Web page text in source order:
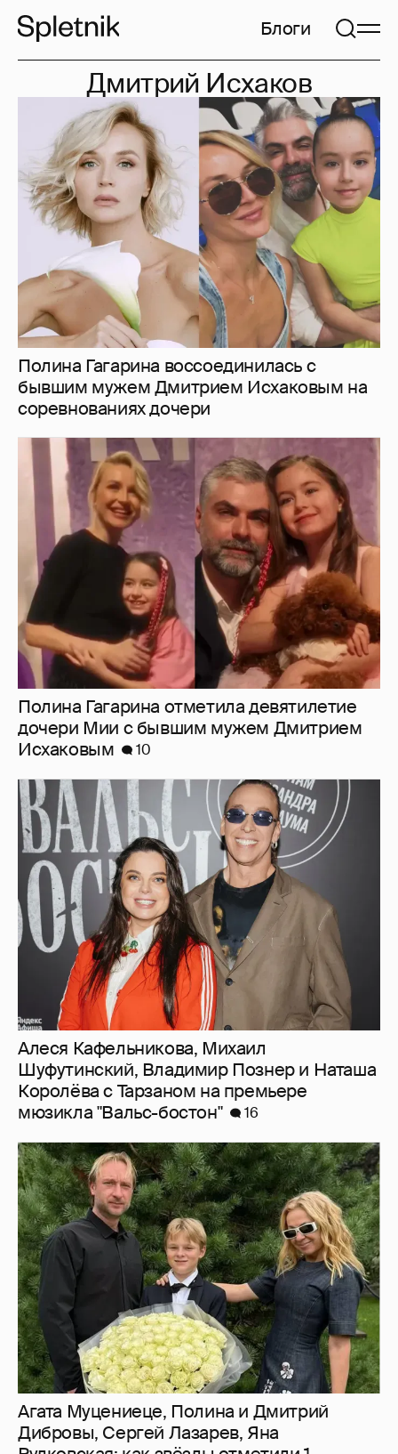
Блоги
Дмитрий Исхаков
Полина Гагарина воссоединилась с
бывшим мужем Дмитрием Исхаковым на
соревнованиях дочери
Полина Гагарина отметила девятилетие
дочери Мии с бывшим мужем Дмитрием
Исхаковым
10
Алеся Кафельникова, Михаил
Шуфутинский, Владимир Познер и Наташа
Королёва с Тарзаном на премьере
мюзикла "Вальс-бостон"
16
Агата Муцениеце, Полина и Дмитрий
Дибровы, Сергей Лазарев, Яна